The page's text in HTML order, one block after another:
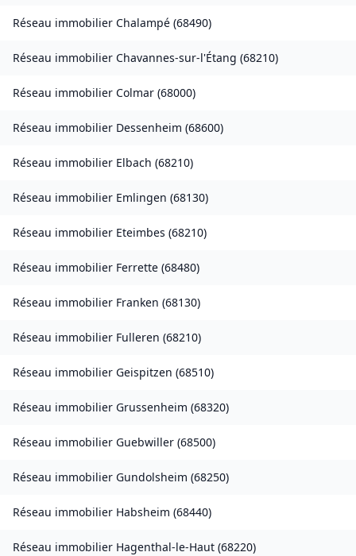
Réseau immobilier Chalampé (68490)
Réseau immobilier Chavannes-sur-l'Étang (68210)
Réseau immobilier Colmar (68000)
Réseau immobilier Dessenheim (68600)
Réseau immobilier Elbach (68210)
Réseau immobilier Emlingen (68130)
Réseau immobilier Eteimbes (68210)
Réseau immobilier Ferrette (68480)
Réseau immobilier Franken (68130)
Réseau immobilier Fulleren (68210)
Réseau immobilier Geispitzen (68510)
Réseau immobilier Grussenheim (68320)
Réseau immobilier Guebwiller (68500)
Réseau immobilier Gundolsheim (68250)
Réseau immobilier Habsheim (68440)
Réseau immobilier Hagenthal-le-Haut (68220)